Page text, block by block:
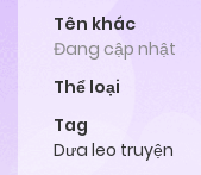
Tên khác
Đang cập nhật
Thể loại
Tag
Dưa leo truyện